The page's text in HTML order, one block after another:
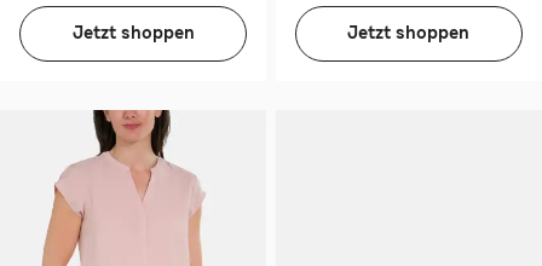
Jetzt shoppen Jetzt shoppen